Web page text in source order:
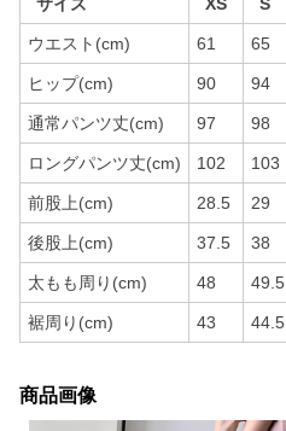
ウエスト(cm) 61 65
ヒップ(cm) 90 94
通常パンツ丈(cm) 97 98
ロングパンツ丈(cm) 102 103
前股上(cm) 28.5 29
後股上(cm) 37.5 38
太もも周り(cm) 48 49.5
裾周り(cm) 43 44.5
商品画像